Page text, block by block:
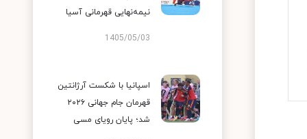
نیمه‌نهایی قهرمانی آسیا
1405/05/03
اسپانیا با شکست آرژانتین
قهرمان جام جهانی ۲۰۲۶
شد؛ پایان رویای مسی